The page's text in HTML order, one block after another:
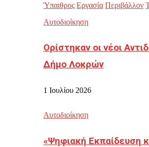
Ύπαιθρος Εργασία Περιβάλλον
Αυτοδιοίκηση
Ορίστηκαν οι νέοι
Δήμο Λοκρών
1 Ιουλίου 2026
Αυτοδιοίκηση
«Ψηφιακή Εκπαίδευση